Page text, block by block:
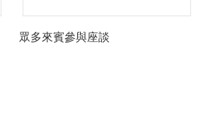
眾多來賓參與座談